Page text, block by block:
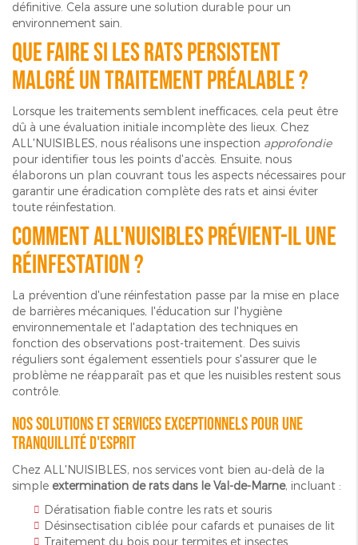
définitive. Cela assure une solution durable pour un
environnement sain.
Que faire si les rats persistent
malgré un traitement préalable ?
Lorsque les traitements semblent inefficaces, cela peut être
dû à une évaluation initiale incomplète des lieux. Chez
ALL'NUISIBLES, nous réalisons une inspection approfondie
pour identifier tous les points d'accès. Ensuite, nous
élaborons un plan couvrant tous les aspects nécessaires pour
garantir une éradication complète des rats et ainsi éviter
toute réinfestation.
Comment ALL'NUISIBLES prévient-il une
réinfestation ?
La prévention d'une réinfestation passe par la mise en place
de barrières mécaniques, l'éducation sur l'hygiène
environnementale et l'adaptation des techniques en
fonction des observations post-traitement. Des suivis
réguliers sont également essentiels pour s'assurer que le
problème ne réapparaît pas et que les nuisibles restent sous
contrôle.
Nos solutions et services exceptionnels pour une
tranquillité d'esprit
Chez ALL'NUISIBLES, nos services vont bien au-delà de la
simple extermination de rats dans le Val-de-Marne, incluant :
Dératisation fiable contre les rats et souris
Désinsectisation ciblée pour cafards et punaises de lit
Traitement du bois pour termites et insectes